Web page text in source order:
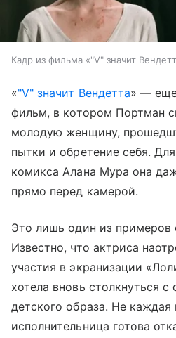
Кадр из фильма «"V" значит
«"V" значит Вендетта» —
фильм, в котором Портман
молодую женщину,
пытки и обретение себя.
комикса Алана Мура она
прямо перед камерой.
Это лишь один из примеров
Известно, что актриса
участия в экранизации
хотела вновь столкнуться с
детского образа. Не каждая
исполнительница готова